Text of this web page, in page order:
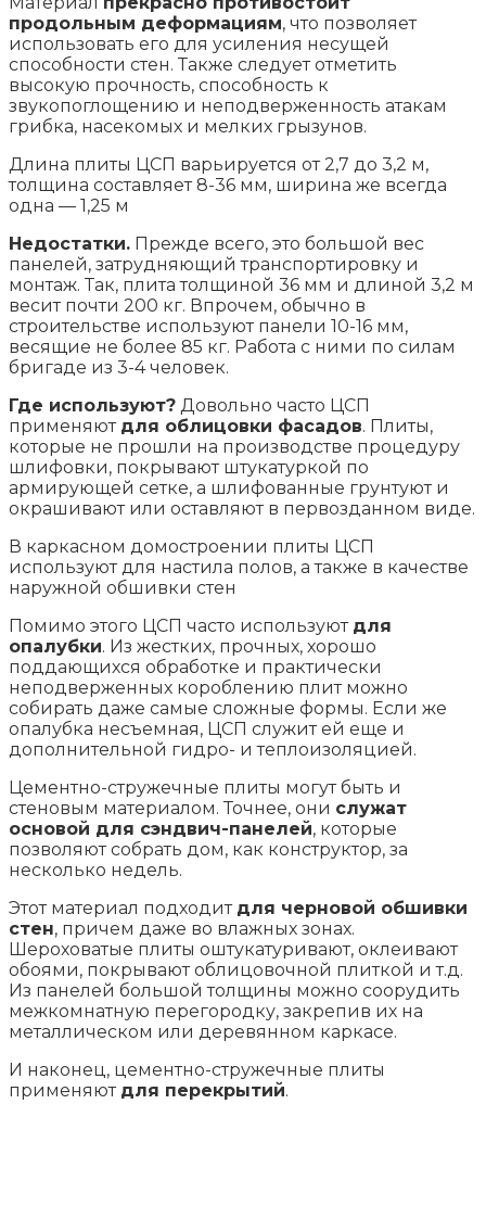
продольным деформациям, что позволяет
использовать его для усиления несущей
способности стен. Также следует отметить
высокую прочность, способность к
звукопоглощению и неподверженность атакам
грибка, насекомых и мелких грызунов.
Длина плиты ЦСП варьируется от 2,7 до 3,2 м,
толщина составляет 8-36 мм, ширина же всегда
одна — 1,25 м
Недостатки. Прежде всего, это большой вес
панелей, затрудняющий транспортировку и
монтаж. Так, плита толщиной 36 мм и длиной 3,2 м
весит почти 200 кг. Впрочем, обычно в
строительстве используют панели 10-16 мм,
весящие не более 85 кг. Работа с ними по силам
бригаде из 3-4 человек.
Где используют? Довольно часто ЦСП
применяют для облицовки фасадов. Плиты,
которые не прошли на производстве процедуру
шлифовки, покрывают штукатуркой по
армирующей сетке, а шлифованные грунтуют и
окрашивают или оставляют в первозданном виде.
В каркасном домостроении плиты ЦСП
используют для настила полов, а также в качестве
наружной обшивки стен
Помимо этого ЦСП часто используют для
опалубки. Из жестких, прочных, хорошо
поддающихся обработке и практически
неподверженных короблению плит можно
собирать даже самые сложные формы. Если же
опалубка несъемная, ЦСП служит ей еще и
дополнительной гидро- и теплоизоляцией.
Цементно-стружечные плиты могут быть и
стеновым материалом. Точнее, они служат
основой для сэндвич-панелей, которые
позволяют собрать дом, как конструктор, за
несколько недель.
Этот материал подходит для черновой обшивки
стен, причем даже во влажных зонах.
Шероховатые плиты оштукатуривают, оклеивают
обоями, покрывают облицовочной плиткой и т.д.
Из панелей большой толщины можно соорудить
межкомнатную перегородку, закрепив их на
металлическом или деревянном каркасе.
И наконец, цементно-стружечные плиты
применяют для перекрытий.